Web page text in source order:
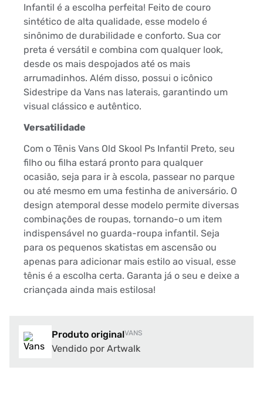
Infantil é a escolha perfeita! Feito de couro
sintético de alta qualidade, esse modelo é
sinônimo de durabilidade e conforto. Sua cor
preta é versátil e combina com qualquer look,
desde os mais despojados até os mais
arrumadinhos. Além disso, possui o icônico
Sidestripe da Vans nas laterais, garantindo um
visual clássico e autêntico.
Versatilidade
Com o Tênis Vans Old Skool Ps Infantil Preto, seu
filho ou filha estará pronto para qualquer
ocasião, seja para ir à escola, passear no parque
ou até mesmo em uma festinha de aniversário. O
design atemporal desse modelo permite diversas
combinações de roupas, tornando-o um item
indispensável no guarda-roupa infantil. Seja
para os pequenos skatistas em ascensão ou
apenas para adicionar mais estilo ao visual, esse
tênis é a escolha certa. Garanta já o seu e deixe a
criançada ainda mais estilosa!
Produto originalVANS
Vendido por Artwalk